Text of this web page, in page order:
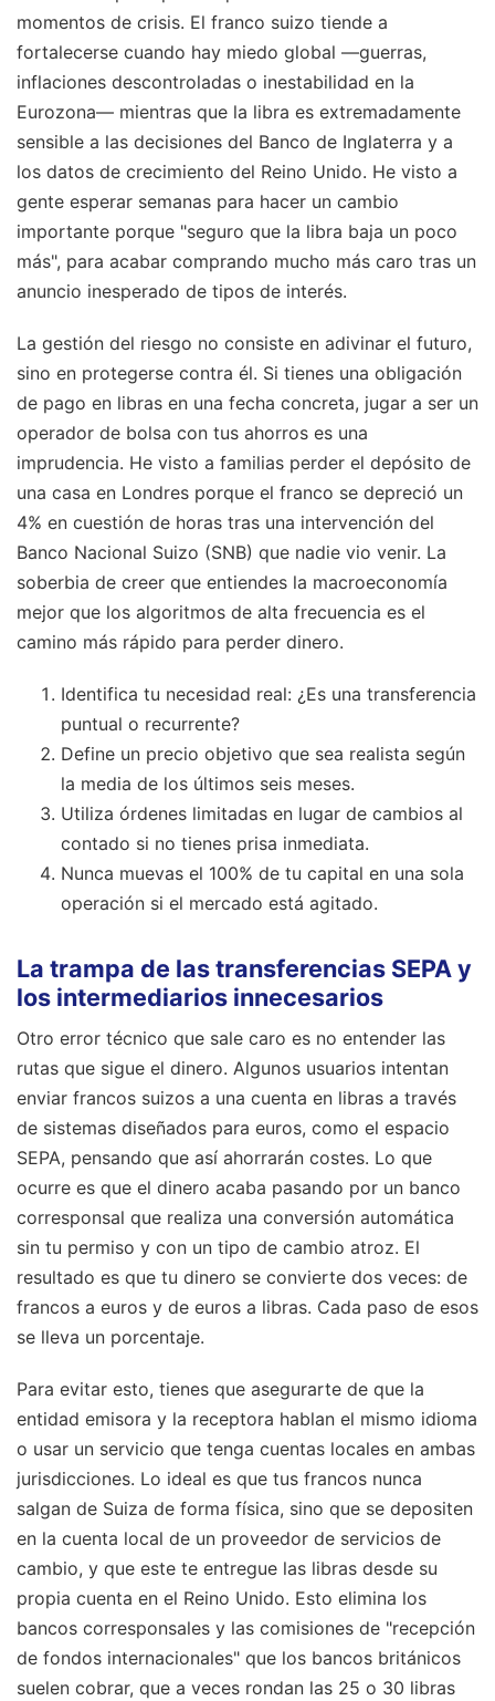
momentos de crisis. El franco suizo tiende a
fortalecerse cuando hay miedo global —guerras,
inflaciones descontroladas o inestabilidad en la
Eurozona— mientras que la libra es extremadamente
sensible a las decisiones del Banco de Inglaterra y a
los datos de crecimiento del Reino Unido. He visto a
gente esperar semanas para hacer un cambio
importante porque "seguro que la libra baja un poco
más", para acabar comprando mucho más caro tras un
anuncio inesperado de tipos de interés.
La gestión del riesgo no consiste en adivinar el futuro,
sino en protegerse contra él. Si tienes una obligación
de pago en libras en una fecha concreta, jugar a ser un
operador de bolsa con tus ahorros es una
imprudencia. He visto a familias perder el depósito de
una casa en Londres porque el franco se depreció un
4% en cuestión de horas tras una intervención del
Banco Nacional Suizo (SNB) que nadie vio venir. La
soberbia de creer que entiendes la macroeconomía
mejor que los algoritmos de alta frecuencia es el
camino más rápido para perder dinero.
Identifica tu necesidad real: ¿Es una transferencia
puntual o recurrente?
Define un precio objetivo que sea realista según
la media de los últimos seis meses.
Utiliza órdenes limitadas en lugar de cambios al
contado si no tienes prisa inmediata.
Nunca muevas el 100% de tu capital en una sola
operación si el mercado está agitado.
La trampa de las transferencias SEPA y
los intermediarios innecesarios
Otro error técnico que sale caro es no entender las
rutas que sigue el dinero. Algunos usuarios intentan
enviar francos suizos a una cuenta en libras a través
de sistemas diseñados para euros, como el espacio
SEPA, pensando que así ahorrarán costes. Lo que
ocurre es que el dinero acaba pasando por un banco
corresponsal que realiza una conversión automática
sin tu permiso y con un tipo de cambio atroz. El
resultado es que tu dinero se convierte dos veces: de
francos a euros y de euros a libras. Cada paso de esos
se lleva un porcentaje.
Para evitar esto, tienes que asegurarte de que la
entidad emisora y la receptora hablan el mismo idioma
o usar un servicio que tenga cuentas locales en ambas
jurisdicciones. Lo ideal es que tus francos nunca
salgan de Suiza de forma física, sino que se depositen
en la cuenta local de un proveedor de servicios de
cambio, y que este te entregue las libras desde su
propia cuenta en el Reino Unido. Esto elimina los
bancos corresponsales y las comisiones de "recepción
de fondos internacionales" que los bancos británicos
suelen cobrar, que a veces rondan las 25 o 30 libras